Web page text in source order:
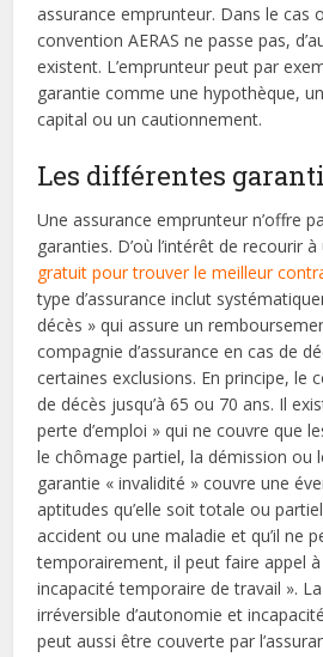
assurance emprunteur. Dans le cas
convention AERAS ne passe pas,
existent. L’emprunteur peut par
garantie comme une hypothèque,
capital ou un cautionnement.
Les différentes
Une assurance emprunteur n’offre
garanties. D’où l’intérêt de recourir à
gratuit pour trouver le meilleur
type d’assurance inclut
décès » qui assure un
compagnie d’assurance en cas de
certaines exclusions. En principe, le
de décès jusqu’à 65 ou 70 ans. Il
perte d’emploi » qui ne couvre que
le chômage partiel, la démission ou
garantie « invalidité » couvre une
aptitudes qu’elle soit totale ou
accident ou une maladie et qu’il ne
temporairement, il peut faire appel
incapacité temporaire de travail ».
irréversible d’autonomie et
peut aussi être couverte par